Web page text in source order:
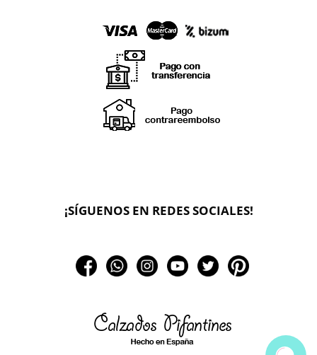
¡SÍGUENOS EN REDES SOCIALES!
📧 Enviar mensaje